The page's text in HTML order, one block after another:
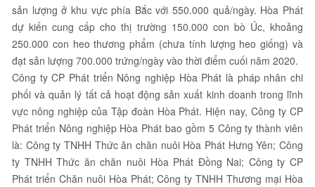
sản lượng ở khu vực phía Bắc với 550.000 quả/ngày. Hòa Phát
dự kiến cung cấp cho thị trường 150.000 con bò Úc, khoảng
250.000 con heo thương phẩm (chưa tính lượng heo giống) và
đạt sản lượng 700.000 trứng/ngày vào thời điểm cuối năm 2020.
Công ty CP Phát triển Nông nghiệp Hòa Phát là pháp nhân chi
phối và quản lý tất cả hoạt động sản xuất kinh doanh trong lĩnh
vực nông nghiệp của Tập đoàn Hòa Phát. Hiện nay, Công ty CP
Phát triển Nông nghiệp Hòa Phát bao gồm 5 Công ty thành viên
là: Công ty TNHH Thức ăn chăn nuôi Hòa Phát Hưng Yên; Công
ty TNHH Thức ăn chăn nuôi Hòa Phát Đồng Nai; Công ty CP
Phát triển Chăn nuôi Hòa Phát; Công ty TNHH Thương mại Hòa